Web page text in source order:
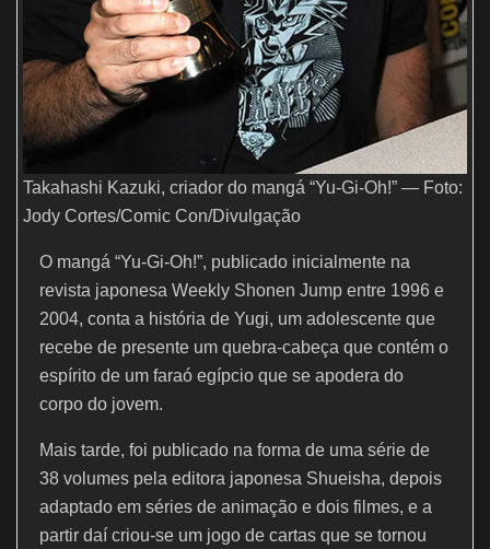
Takahashi Kazuki, criador do mangá “Yu-Gi-Oh!” — Foto:
Jody Cortes/Comic Con/Divulgação
O mangá “Yu-Gi-Oh!”, publicado inicialmente na
revista japonesa Weekly Shonen Jump entre 1996 e
2004, conta a história de Yugi, um adolescente que
recebe de presente um quebra-cabeça que contém o
espírito de um faraó egípcio que se apodera do
corpo do jovem.
Mais tarde, foi publicado na forma de uma série de
38 volumes pela editora japonesa Shueisha, depois
adaptado em séries de animação e dois filmes, e a
partir daí criou-se um jogo de cartas que se tornou